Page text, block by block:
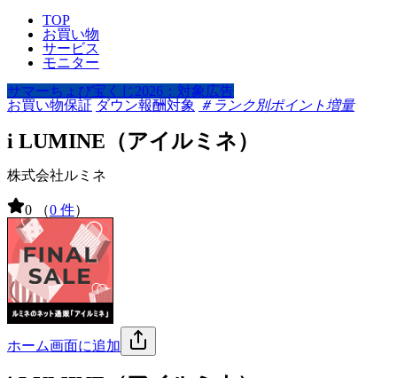
TOP
お買い物
サービス
モニター
サマーちょび宝くじ2026：対象広告
お買い物保証 ダウン報酬対象 ＃ランク別ポイント増量
i LUMINE（アイルミネ）
株式会社ルミネ
0 （0 件）
ホーム画面に追加